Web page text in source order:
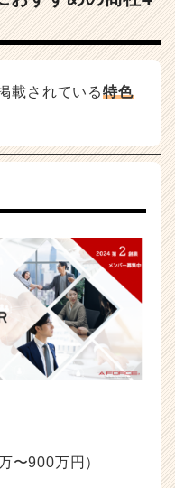
載されている特色
〜900万円）